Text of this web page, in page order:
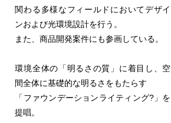
関わる多様なフィールドにおいてデザイ
ンおよび光環境設計を行う。
また、商品開発案件にも参画している。
環境全体の「明るさの質」に着目し、空
間全体に基礎的な明るさをもたらす
「ファウンデーションライティング?」を
提唱。